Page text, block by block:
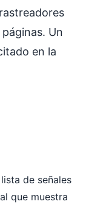
Un
en la
de señales
que muestra